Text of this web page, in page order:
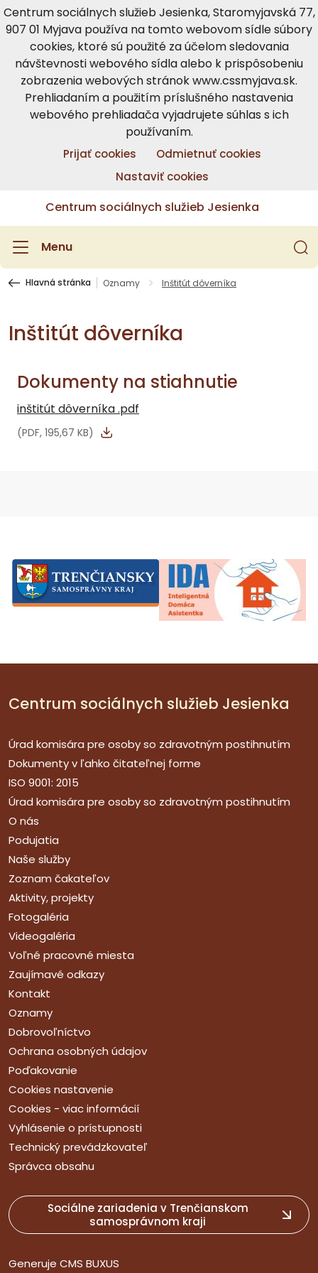
Centrum sociálnych služieb Jesienka, Staromyjavská 77,
907 01 Myjava používa na tomto webovom sídle súbory
cookies, ktoré sú použité za účelom sledovania
návštevnosti webového sídla alebo k prispôsobeniu
zobrazenia webových stránok www.cssmyjava.sk.
Prehliadaním a použitím príslušného nastavenia
webového prehliadača vyjadrujete súhlas s ich
používaním.
Prijať cookies
Odmietnuť cookies
Nastaviť cookies
Centrum sociálnych služieb Jesienka
Menu
Hlavná stránka Oznamy Inštitút dôverníka
Inštitút dôverníka
Dokumenty na stiahnutie
inštitút dôverníka .pdf
(PDF, 195,67 KB)
Centrum sociálnych služieb Jesienka
Úrad komisára pre osoby so zdravotným postihnutím
Dokumenty v ľahko čitateľnej forme
ISO 9001: 2015
Úrad komisára pre osoby so zdravotným postihnutím
O nás
Podujatia
Naše služby
Zoznam čakateľov
Aktivity, projekty
Fotogaléria
Videogaléria
Voľné pracovné miesta
Zaujímavé odkazy
Kontakt
Oznamy
Dobrovoľníctvo
Ochrana osobných údajov
Poďakovanie
Cookies nastavenie
Cookies - viac informácií
Vyhlásenie o prístupnosti
Technický prevádzkovateľ
Správca obsahu
Sociálne zariadenia v Trenčianskom
samosprávnom kraji
Generuje CMS BUXUS